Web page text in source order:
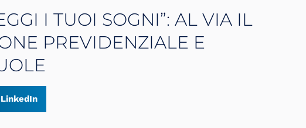
I TUOI SOGNI”: AL VIA IL
PREVIDENZIALE E
LinkedIn